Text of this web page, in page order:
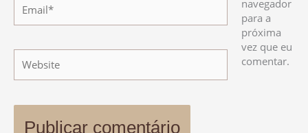
navegador
para a
próxima
vez que eu
comentar.